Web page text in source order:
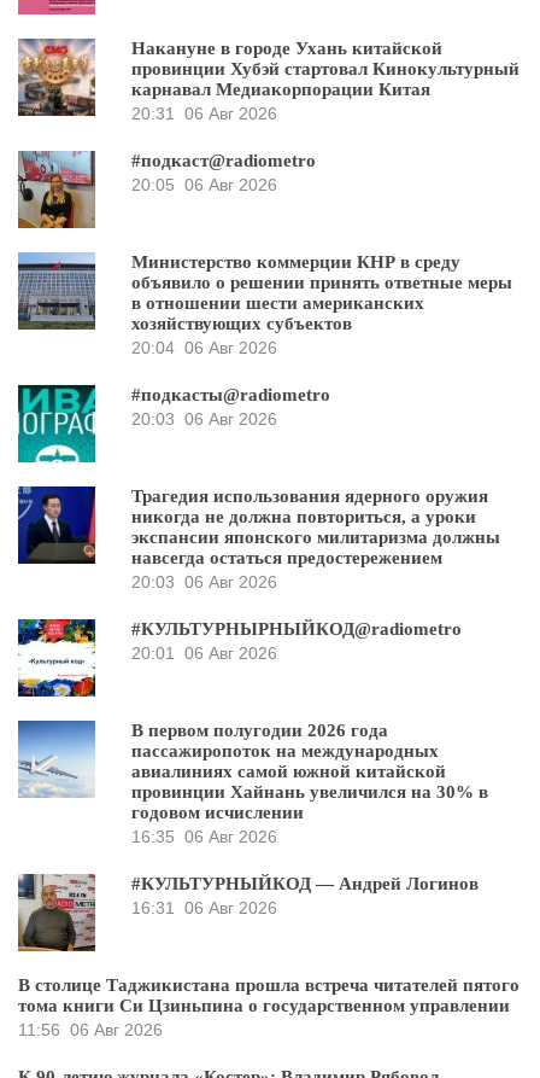
Накануне в городе Ухань китайской
провинции Хубэй стартовал Кинокультурный
карнавал Медиакорпорации Китая
20:31
06 Авг 2026
#подкаст@radiometro
20:05 06 Авг 2026
Министерство коммерции КНР в среду
объявило о решении принять ответные меры
в отношении шести американских
хозяйствующих субъектов
20:04 06 Авг 2026
#подкасты@radiometro
20:03 06 Авг 2026
Трагедия использования ядерного оружия
никогда не должна повториться, а уроки
экспансии японского милитаризма должны
навсегда остаться предостережением
20:03 06 Авг 2026
#КУЛЬТУРНЫРНЫЙКОД@radiometro
20:01
06 Авг 2026
В первом полугодии 2026 года
пассажиропоток на международных
авиалиниях самой южной китайской
провинции Хайнань увеличился на 30% в
годовом исчислении
16:35 06 Авг 2026
#КУЛЬТУРНЫЙКОД — Андрей Логинов
16:31
06 Авг 2026
В столице Таджикистана прошла встреча читателей пятого
тома книги Си Цзиньпина о государственном управлении
11:56 06 Авг 2026